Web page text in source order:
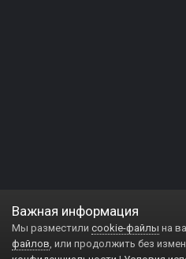
Важная информация
Мы разместили cookie-файлы на
файлов, или продолжить без